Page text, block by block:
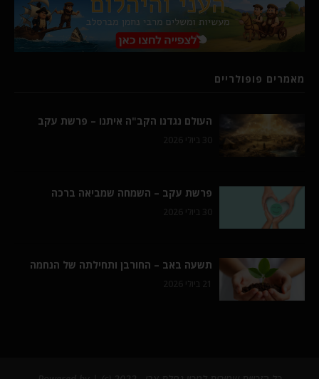
מאמרים פופולריים
העולם נגדנו הקב"ה איתנו – פרשת עקב
30 ביולי 2026
פרשת עקב – השמחה שמביאה ברכה
30 ביולי 2026
תשעה באב – החורבן ותחילתה של הנחמה
21 ביולי 2026